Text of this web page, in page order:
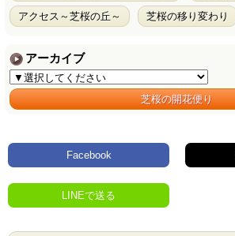
アクセス～芝桜の丘～ 芝桜の移り変わり
アーカイブ
芝桜の開花便り
Facebook
LINEで送る